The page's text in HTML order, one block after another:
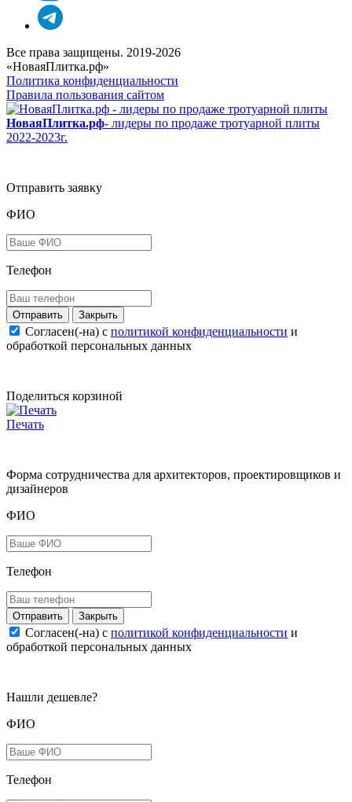
Все права защищены. 2019-2026
«НоваяПлитка.рф»
Политика конфиденциальности
Правила пользования сайтом
НоваяПлитка.рф- лидеры по продаже тротуарной плиты
2022-2023г.
Отправить заявку
ФИО
Телефон
Закрыть
Согласен(-на) c политикой конфиденциальности и
обработкой персональных данных
Поделиться корзиной
Печать
Форма сотрудничества для архитекторов, проектировщиков и
дизайнеров
ФИО
Телефон
Закрыть
Согласен(-на) c политикой конфиденциальности и
обработкой персональных данных
Нашли дешевле?
ФИО
Телефон